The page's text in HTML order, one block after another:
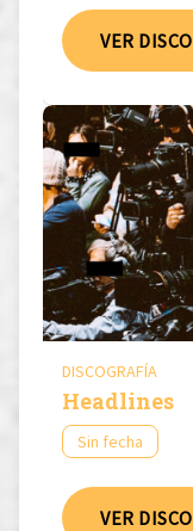
VER DISCO
DISCOGRAFÍA
Headlines
Sin fecha
VER DISCO